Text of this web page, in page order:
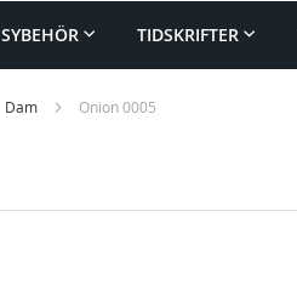
SYBEHÖR TIDSKRIFTER
Dam Onion 0005